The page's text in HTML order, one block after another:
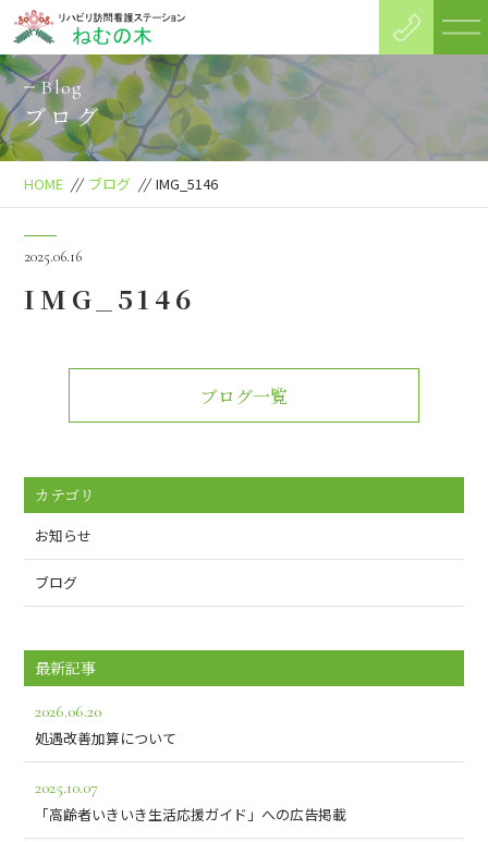
Blog
ブログ
HOME // ブログ // IMG_5146
2025.06.16
IMG_5146
ブログ一覧
カテゴリ
お知らせ
ブログ
最新記事
2026.06.20
処遇改善加算について
2025.10.07
「高齢者いきいき生活応援ガイド」への広告掲載